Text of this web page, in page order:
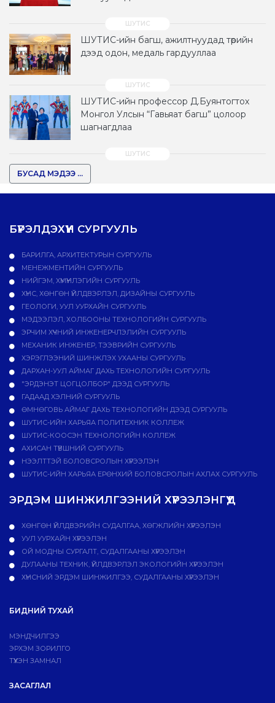
ШУТИС-ийн багш, ажилтнуудад төрийн
дээд одон, медаль гардууллаа
ШУТИС-ийн профессор Д.Буянтогтох
Монгол Улсын “Гавьяат багш” цолоор
шагнагдлаа
БУСАД МЭДЭЭ ...
БҮРЭЛДЭХҮҮН СУРГУУЛЬ
БАРИЛГА, АРХИТЕКТУРЫН СУРГУУЛЬ
МЕНЕЖМЕНТИЙН СУРГУУЛЬ
НИЙГЭМ, ХҮМҮҮНЛЭГИЙН СУРГУУЛЬ
ХҮНС, ХӨНГӨН ҮЙЛДВЭРЛЭЛ, ДИЗАЙНЫ СУРГУУЛЬ
ГЕОЛОГИ, УУЛ УУРХАЙН СУРГУУЛЬ
МЭДЭЭЛЭЛ, ХОЛБООНЫ ТЕХНОЛОГИЙН СУРГУУЛЬ
ЭРЧИМ ХҮЧНИЙ ИНЖЕНЕРЧЛЭЛИЙН СУРГУУЛЬ
МЕХАНИК ИНЖЕНЕР, ТЭЭВРИЙН СУРГУУЛЬ
ХЭРЭГЛЭЭНИЙ ШИНЖЛЭХ УХААНЫ СУРГУУЛЬ
ДАРХАН-УУЛ АЙМАГ ДАХЬ ТЕХНОЛОГИЙН СУРГУУЛЬ
"ЭРДЭНЭТ ЦОГЦОЛБОР" ДЭЭД СУРГУУЛЬ
ГАДААД ХЭЛНИЙ СУРГУУЛЬ
ӨМНӨГОВЬ АЙМАГ ДАХЬ ТЕХНОЛОГИЙН ДЭЭД СУРГУУЛЬ
ШУТИС-ИЙН ХАРЬЯА ПОЛИТЕХНИК КОЛЛЕЖ
ШУТИС-КООСЭН ТЕХНОЛОГИЙН КОЛЛЕЖ
АХИСАН ТҮВШНИЙ СУРГУУЛЬ
НЭЭЛТТЭЙ БОЛОВСРОЛЫН ХҮРЭЭЛЭН
ШУТИС-ИЙН ХАРЬЯА ЕРӨНХИЙ БОЛОВСРОЛЫН АХЛАХ СУРГУУЛЬ
ЭРДЭМ ШИНЖИЛГЭЭНИЙ ХҮРЭЭЛЭНГҮҮД
ХӨНГӨН ҮЙЛДВЭРИЙН СУДАЛГАА, ХӨГЖЛИЙН ХҮРЭЭЛЭН
УУЛ УУРХАЙН ХҮРЭЭЛЭН
ОЙ МОДНЫ СУРГАЛТ, СУДАЛГААНЫ ХҮРЭЭЛЭН
ДУЛААНЫ ТЕХНИК, ҮЙЛДВЭРЛЭЛ ЭКОЛОГИЙН ХҮРЭЭЛЭН
ХҮНСНИЙ ЭРДЭМ ШИНЖИЛГЭЭ, СУДАЛГААНЫ ХҮРЭЭЛЭН
БИДНИЙ ТУХАЙ
МЭНДЧИЛГЭЭ
ЭРХЭМ ЗОРИЛГО
ТҮҮХЭН ЗАМНАЛ
ЗАСАГЛАЛ